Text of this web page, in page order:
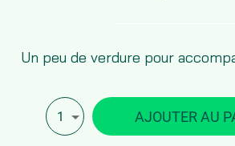
Un peu de verdure pour
1 AJOUTER AU